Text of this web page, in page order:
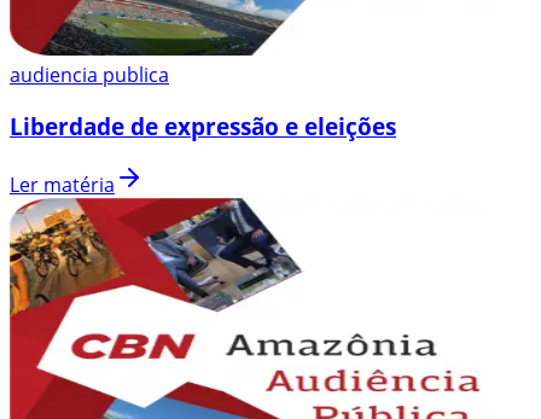
audiencia publica
Liberdade de expressão e eleições
Ler matéria